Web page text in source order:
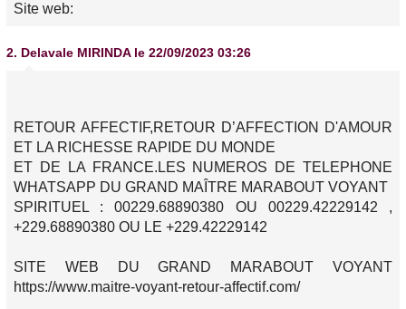
Site web:
2. Delavale MIRINDA le 22/09/2023 03:26
RETOUR AFFECTIF,RETOUR D’AFFECTION D'AMOUR
ET LA RICHESSE RAPIDE DU MONDE
ET DE LA FRANCE.LES NUMEROS DE TELEPHONE
WHATSAPP DU GRAND MAÎTRE MARABOUT VOYANT
SPIRITUEL : 00229.68890380 OU 00229.42229142 ,
+229.68890380 OU LE +229.42229142
SITE WEB DU GRAND MARABOUT VOYANT
https://www.maitre-voyant-retour-affectif.com/